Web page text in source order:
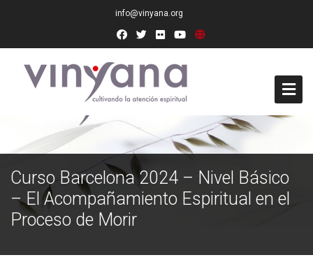
info@vinyana.org
Socios Fundadores
Junta Directiva
Curso Barcelona 2024 – Nivel Básico
– El Acompañamiento Espiritual en el
Proceso de Morir